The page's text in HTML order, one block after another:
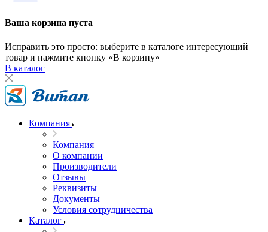
Ваша корзина пуста
Исправить это просто: выберите в каталоге интересующий
товар и нажмите кнопку «В корзину»
В каталог
Компания
Компания
О компании
Производители
Отзывы
Реквизиты
Документы
Условия сотрудничества
Каталог